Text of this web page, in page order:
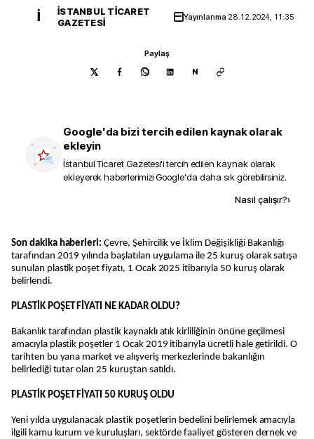
İ
İSTANBUL TICARET
GAZETESI
Yayınlanma 28.12.2024, 11:35
Paylaş
N
Google'da bizi tercih edilen kaynak olarak
ekleyin
İstanbul Ticaret Gazetesi'i tercih edilen kaynak olarak
ekleyerek haberlerimizi Google'da daha sık görebilirsiniz.
Nasıl çalışır?›
Son dakika haberleri: Çevre, Şehircilik ve İklim Değişikliği Bakanlığı
tarafından 2019 yılında başlatılan uygulama ile 25 kuruş olarak satışa
sunulan plastik poşet fiyatı, 1 Ocak 2025 itibarıyla 50 kuruş olarak
belirlendi.
PLASTİK POŞET FİYATI NE KADAR OLDU?
Bakanlık tarafından plastik kaynaklı atık kirliliğinin önüne geçilmesi
amacıyla plastik poşetler 1 Ocak 2019 itibarıyla ücretli hale getirildi. O
tarihten bu yana market ve alışveriş merkezlerinde bakanlığın
belirlediği tutar olan 25 kuruştan satıldı.
PLASTİK POŞET FİYATI 50 KURUŞ OLDU
Yeni yılda uygulanacak plastik poşetlerin bedelini belirlemek amacıyla
ilgili kamu kurum ve kuruluşları, sektörde faaliyet gösteren dernek ve